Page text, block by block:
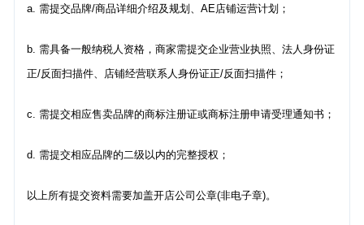
a. 需提交品牌/商品详细介绍及规划、AE店铺运营计划；
b. 需具备一般纳税人资格，商家需提交企业营业执照、法人身份证
正/反面扫描件、店铺经营联系人身份证正/反面扫描件；
c. 需提交相应售卖品牌的商标注册证或商标注册申请受理通知书；
d. 需提交相应品牌的二级以内的完整授权；
以上所有提交资料需要加盖开店公司公章(非电子章)。